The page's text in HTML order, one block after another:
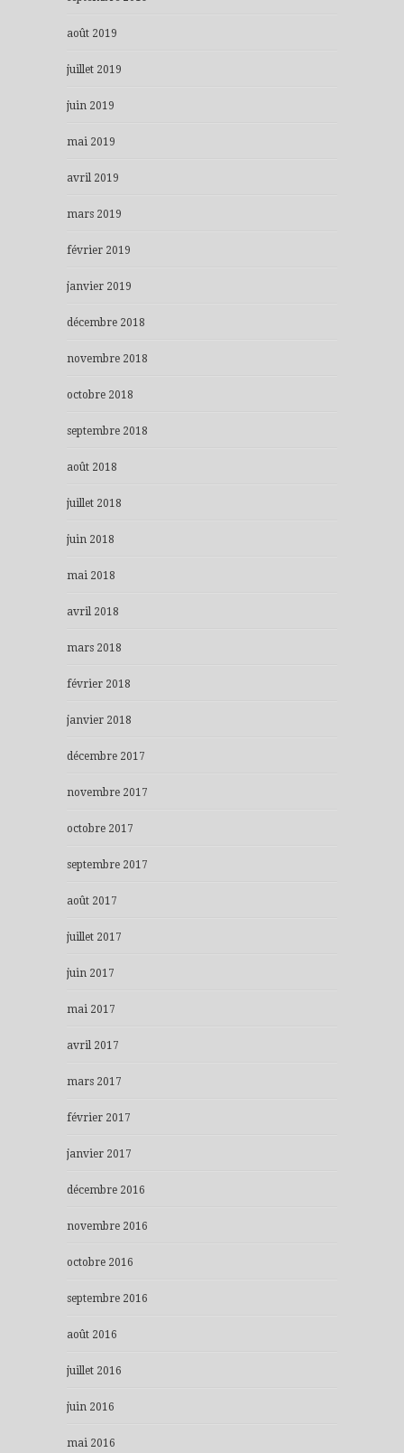
août 2019
juillet 2019
juin 2019
mai 2019
avril 2019
mars 2019
février 2019
janvier 2019
décembre 2018
novembre 2018
octobre 2018
septembre 2018
août 2018
juillet 2018
juin 2018
mai 2018
avril 2018
mars 2018
février 2018
janvier 2018
décembre 2017
novembre 2017
octobre 2017
septembre 2017
août 2017
juillet 2017
juin 2017
mai 2017
avril 2017
mars 2017
février 2017
janvier 2017
décembre 2016
novembre 2016
octobre 2016
septembre 2016
août 2016
juillet 2016
juin 2016
mai 2016